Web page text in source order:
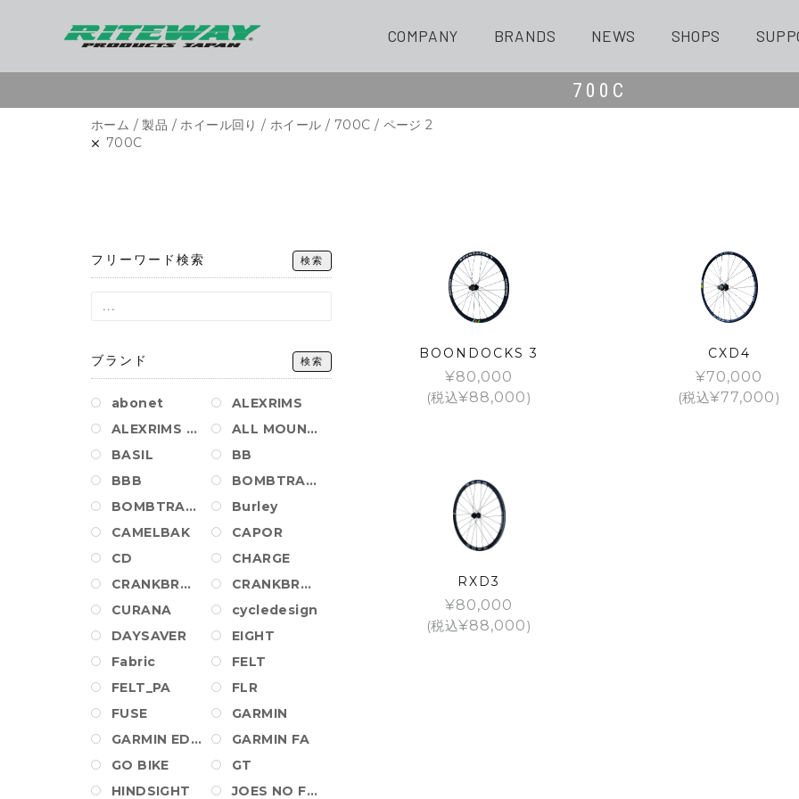
COMPANY BRANDS NEWS SHOPS
700C
ホーム /製品 /ホイール回り /ホイール / 700C / ページ 2
BOONDOCKS 3
¥80,000
(税込¥88,000)
CXD4
¥70,000
(税込¥77,000)
RXD3
¥80,000
(税込¥88,000)
700C
フリーワード検索 検索
ブランド 検索
abonet
ALEXRIMS
ALEXRIMS WHEEL
ALL MOUNTAIN STYLE
BASIL
BB
BBB
BOMBTRACK
BOMBTRACK_PA
Burley
CAMELBAK
CAPOR
CD
CHARGE
CRANKBROTHERS
CRANKBROTHERS SHOES
CURANA
cycledesign
DAYSAVER
EIGHT
Fabric
FELT
FELT_PA
FLR
FUSE
GARMIN
GARMIN EDGE
GARMIN FA
GO BIKE
GT
HINDSIGHT
JOES NO FLATS